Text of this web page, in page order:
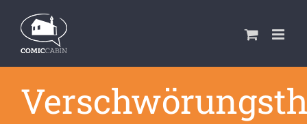
Inhalt
springen